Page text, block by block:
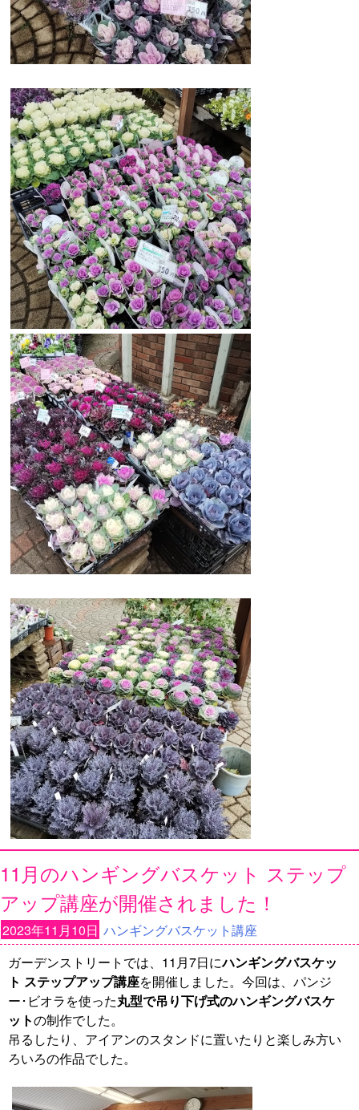
11月のハンギングバスケット ステップ
アップ講座が開催されました！
2023年11月10日 ハンギングバスケット講座
ガーデンストリートでは、11月7日にハンギングバスケッ
ト ステップアップ講座を開催しました。今回は、パンジ
ー･ビオラを使った丸型で吊り下げ式のハンギングバスケ
ットの制作でした。
吊るしたり、アイアンのスタンドに置いたりと楽しみ方い
ろいろの作品でした。